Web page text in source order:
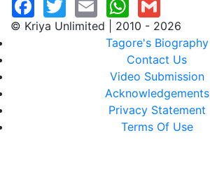
© Kriya Unlimited | 2010 - 2026
Tagore's Biography
Contact Us
Video Submission
Acknowledgements
Privacy Statement
Terms Of Use